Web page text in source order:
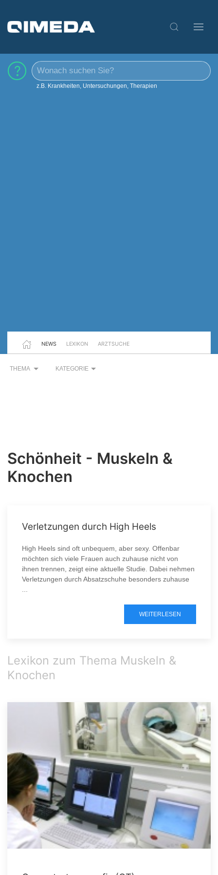
z.B. Krankheiten, Untersuchungen, Therapien
NEWS LEXIKON ARZTSUCHE
THEMA KATEGORIE
Schönheit - Muskeln &
Knochen
Verletzungen durch High Heels
High Heels sind oft unbequem, aber sexy. Offenbar
möchten sich viele Frauen auch zuhause nicht von
ihnen trennen, zeigt eine aktuelle Studie. Dabei nehmen
Verletzungen durch Absatzschuhe besonders zuhause
WEITERLESEN
Lexikon zum Thema Muskeln &
Knochen